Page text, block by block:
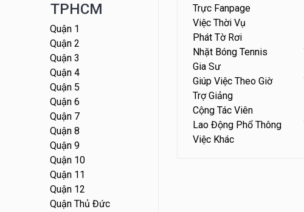
TPHCM
Quận 1
Quận 2
Quận 3
Quận 4
Quận 5
Quận 6
Quận 7
Quận 8
Quận 9
Quận 10
Quận 11
Quận 12
Quận Thủ Đức
Trực Fanpage
Việc Thời Vụ
Phát Tờ Rơi
Nhặt Bóng Tennis
Gia Sư
Giúp Việc Theo Giờ
Trợ Giảng
Cộng Tác Viên
Lao Động Phổ Thông
Việc Khác